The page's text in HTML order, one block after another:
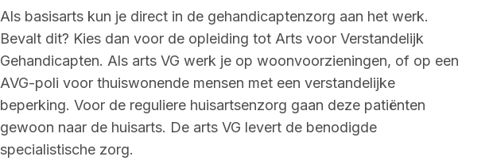
Als basisarts kun je direct in de gehandicaptenzorg aan het werk.
Bevalt dit? Kies dan voor de opleiding tot Arts voor Verstandelijk
Gehandicapten. Als arts VG werk je op woonvoorzieningen, of op een
AVG-poli voor thuiswonende mensen met een verstandelijke
beperking. Voor de reguliere huisartsenzorg gaan deze patiënten
gewoon naar de huisarts. De arts VG levert de benodigde
specialistische zorg.